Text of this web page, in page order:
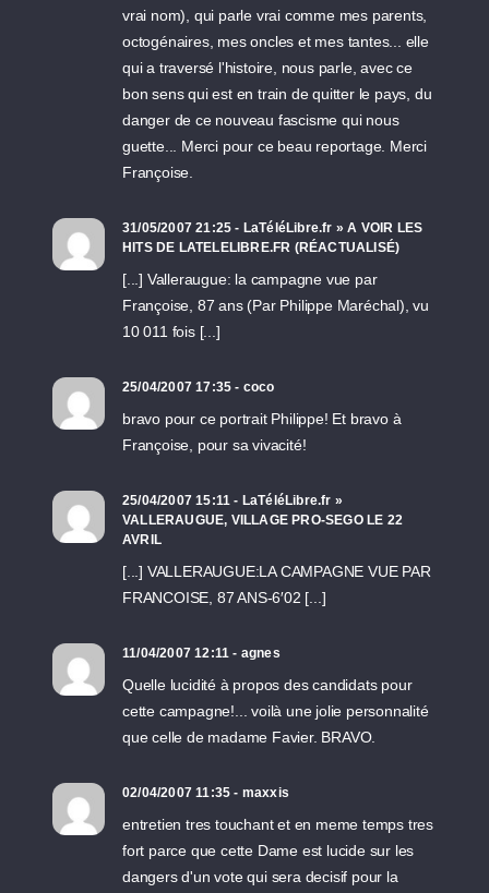
vrai nom), qui parle vrai comme mes parents,
octogénaires, mes oncles et mes tantes... elle
qui a traversé l'histoire, nous parle, avec ce
bon sens qui est en train de quitter le pays, du
danger de ce nouveau fascisme qui nous
guette... Merci pour ce beau reportage. Merci
Françoise.
31/05/2007 21:25 - LaTéléLibre.fr » A VOIR LES
HITS DE LATELELIBRE.FR (RÉACTUALISÉ)
[...] Valleraugue: la campagne vue par
Françoise, 87 ans (Par Philippe Maréchal), vu
10 011 fois [...]
25/04/2007 17:35 - coco
bravo pour ce portrait Philippe! Et bravo à
Françoise, pour sa vivacité!
25/04/2007 15:11 - LaTéléLibre.fr »
VALLERAUGUE, VILLAGE PRO-SEGO LE 22
AVRIL
[...] VALLERAUGUE:LA CAMPAGNE VUE PAR
FRANCOISE, 87 ANS-6′02 [...]
11/04/2007 12:11 - agnes
Quelle lucidité à propos des candidats pour
cette campagne!... voilà une jolie personnalité
que celle de madame Favier. BRAVO.
02/04/2007 11:35 - maxxis
entretien tres touchant et en meme temps tres
fort parce que cette Dame est lucide sur les
dangers d'un vote qui sera decisif pour la